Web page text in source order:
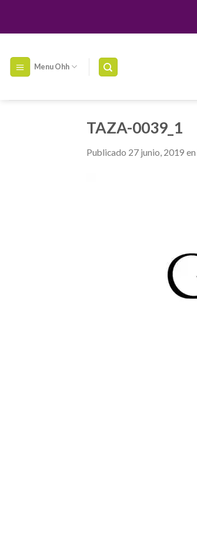
content
Menu Ohh
TAZA-0039_1
Publicado 27 junio, 2019 en